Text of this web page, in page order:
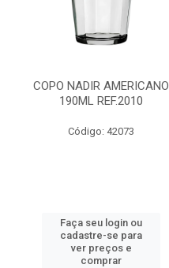
COPO NADIR AMERICANO
190ML REF.2010
Código: 42073
Faça seu login ou
cadastre-se para
ver preços e
comprar